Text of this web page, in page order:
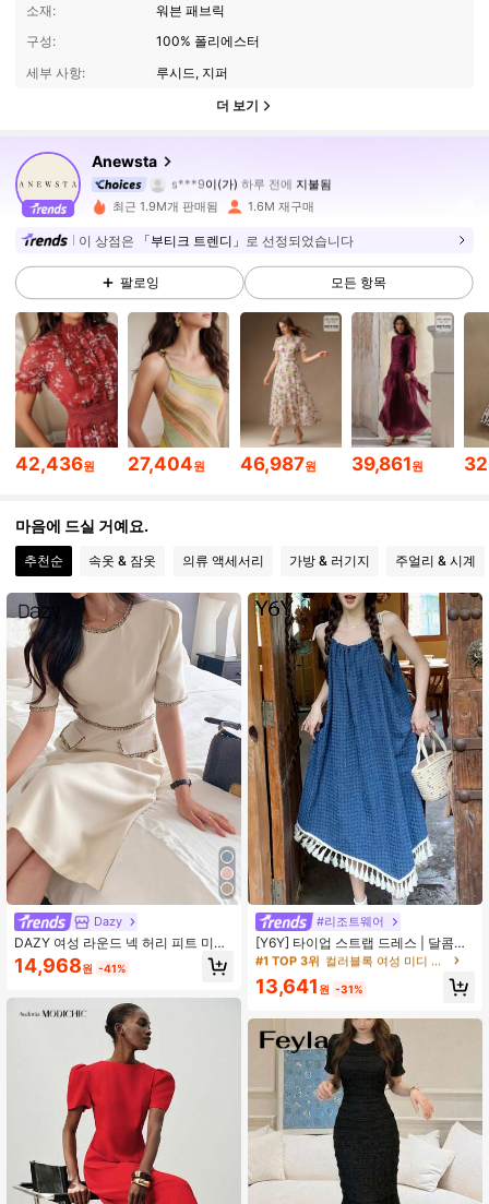
소재:
워븐 패브릭
구성:
100% 폴리에스터
세부 사항:
루시드, 지퍼
더 보기
Anewsta
s***9
v***o다음1시간 전
4.89 4M 팔로워
4.89 4M 팔로워
4.89 4M 팔로워
4.89 4M 팔로워
4.89 4M 팔로워
4.89 4M 팔로워
4M 팔로워
최근 1.9M개 판매됨 1.6M 재구매
이 상점은 「부티크 트렌디」 로 선정되었습니다
팔로잉 모든 항목
42,436원 27,404원 46,987원 39,861원
마음에 드실 거예요.
추천순 속옷 & 잠옷 의류 액세서리 가방 & 러기지 주얼리 & 시계
Dazy
DAZY 여성 라운드 넥 허리 피트 미디
드레스, 출퇴근용 우아한 선드레스
14,968원 -41%
#리조트웨어
[Y6Y] 타이업 스트랩 드레스 | 달콤하
고 부드러운 여름 드레스, 비대칭 밑단
태슬 디자인 스트랩 드레스, 해변 및
캐주얼 휴가 드레스 우아한
#1 TOP 3위
컬러블록 여성 미디 드레스
10+ 명 "예쁨"
#1 TOP 3위
컬러블록 여성 미디 드레스
10+ 명 "예쁨"
#1 TOP 3위
컬러블록 여성 미디 드레스
10+ 명 "예쁨"
#1 TOP 3위
10+ 명 "예쁨"
13,641 원 -31%